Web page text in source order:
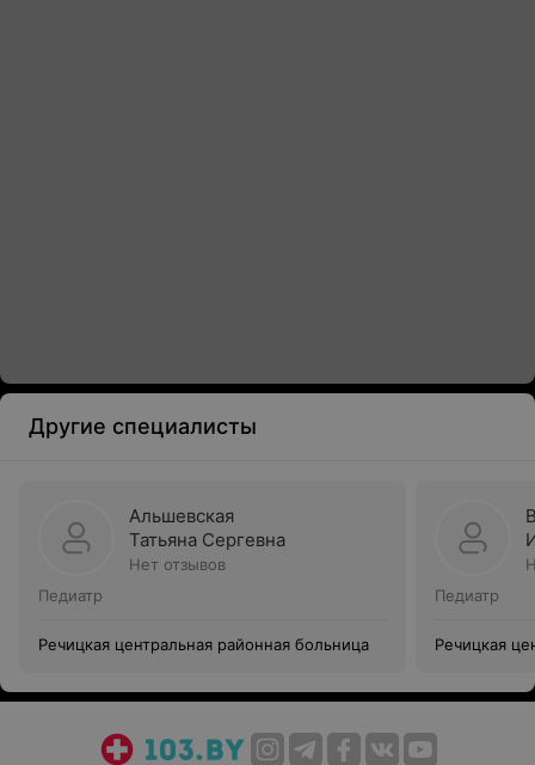
Другие специалисты
Альшевская
Татьяна Сергевна
Нет отзывов
Педиатр
Речицкая центральная районная больница
Педиатр
Речицкая